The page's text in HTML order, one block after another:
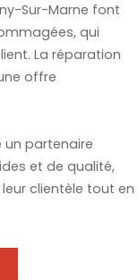
Sur-Marne font
qui
La réparation
offre
partenaire
et de qualité,
clientèle tout en